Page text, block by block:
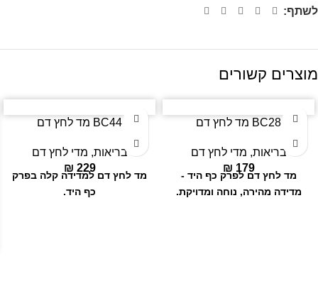
לשתף:
מוצרים קשורים
BC28 מד לחץ דם
בריאות, מדי לחץ דם
₪ 179
מד לחץ דם לפרק כף היד -
מדידה מהירה, נוחה ומדויקת.
BC44 מד לחץ דם
בריאות, מדי לחץ דם
₪ 229
מד לחץ דם למדידה קלה בפרק
כף היד.